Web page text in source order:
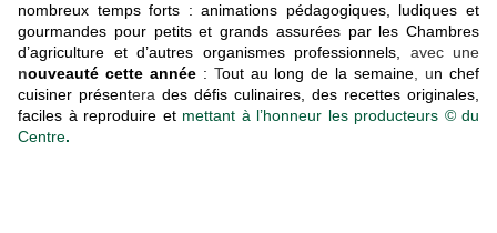
nombreux temps forts : animations pédagogiques, ludiques et
gourmandes pour petits et grands assurées par les Chambres
d’agriculture et d’autres organismes professionnels, avec une
nouveauté cette année : Tout au long de la semaine , un chef
cuisiner présentera des défis culinaires, des recettes originales,
faciles à reproduire et mettant à l’honneur les producteurs © du
Centre.